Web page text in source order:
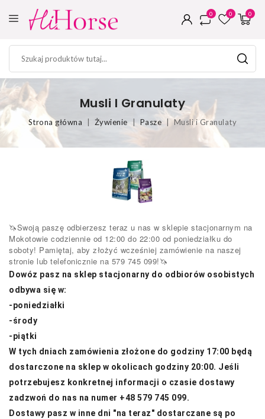
0
0
0
Musli I Granulaty
Strona główna Żywienie Pasze Musli i Granulaty
🦄Swoją paszę odbierzesz teraz u nas w sklepie stacjonarnym na
Mokotowie codziennie od 12:00 do 22:00 od poniedziałku do
soboty! Pamiętaj, aby złożyć wcześniej zamówienie na naszej
stronie lub telefonicznie na 579 745 099!🦄
Dowóz pasz na sklep stacjonarny do odbiorów osobistych
odbywa się w:
-poniedziałki
-środy
-piątki
W tych dniach zamówienia złożone do godziny 17:00 będą
dostarczone na sklep w okolicach godziny 20:00. Jeśli
potrzebujesz konkretnej informacji o czasie dostawy
zadzwoń do nas na numer +48 579 745 099.
Dostawy pasz w inne dni "na teraz" dostarczane są po